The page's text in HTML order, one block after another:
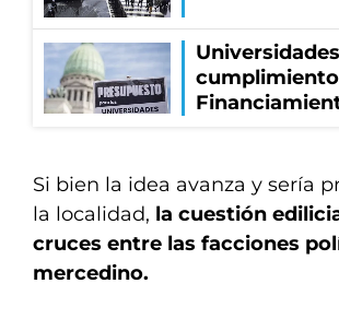
Si bien la idea avanza y sería
la localidad, la cuestión
cruces entre las facciones
mercedino.